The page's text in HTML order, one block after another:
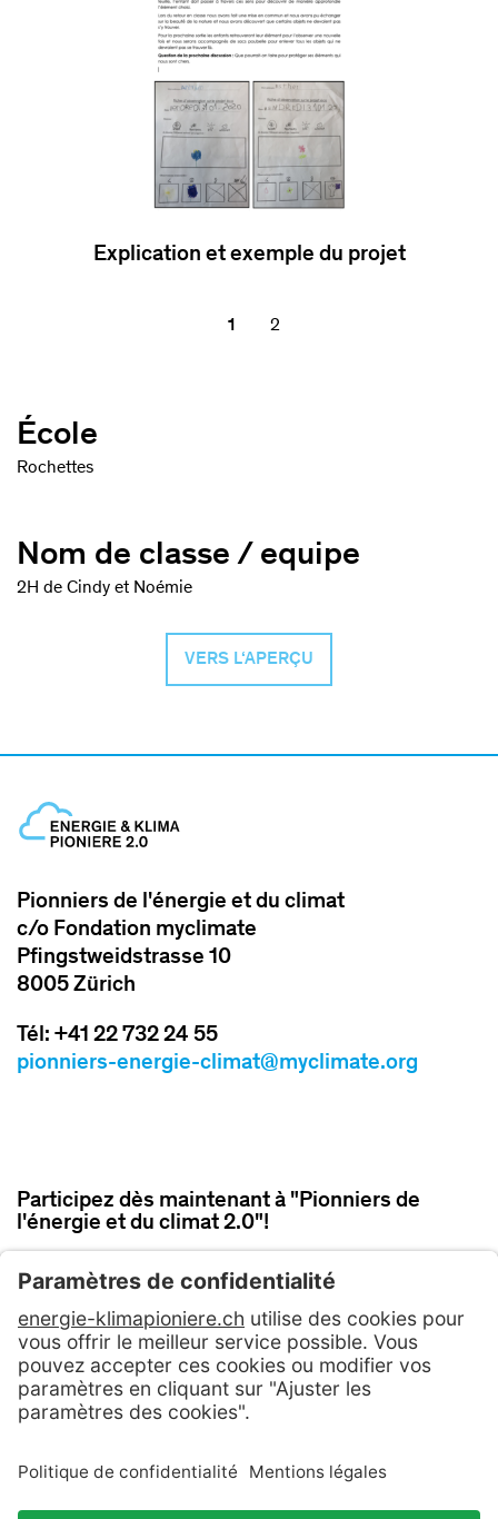
Explication et exemple du projet
1 2
École
Rochettes
Nom de classe / equipe
2H de Cindy et Noémie
VERS L‘APERÇU
Pionniers de l'énergie et du climat
c/o Fondation myclimate
Pfingstweidstrasse 10
8005 Zürich
Tél: +41 22 732 24 55
pionniers-energie-climat@myclimate.org
Participez dès maintenant à "Pionniers de
l'énergie et du climat 2.0"!
PARTICIPER MAINTENANT
Contact
CG